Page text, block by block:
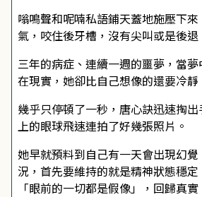
嗡鳴聲和呢喃私語鋪天蓋地施壓下
氣，咬住後牙槽，沒有尖叫或是後退
三年的病症、連續一週的噩夢，當
在現實，她卻比自己想像的還要冷靜
幾乎只停頓了一秒，唐心訣迅速掏
上的眼球飛速連拍了好幾張照片。
她早就預料到自己有一天會出現幻
況，首先要維持的就是精神狀態穩
「眼前的一切都是假像」，回歸真實